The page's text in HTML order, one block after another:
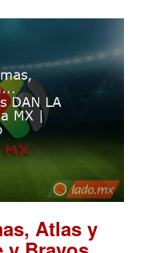
Atlas y